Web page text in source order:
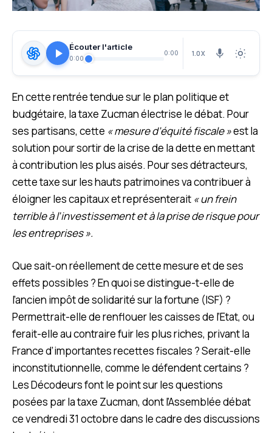
Écouter l'article
0:00
0:00 1.0X
En cette rentrée tendue sur le plan politique et
budgétaire, la taxe Zucman électrise le débat. Pour
ses partisans, cette « mesure d’équité fiscale »est la
solution pour sortir de la crise de la dette en mettant
à contribution les plus aisés. Pour ses détracteurs,
cette taxe sur les hauts patrimoines va contribuer à
éloigner les capitaux et représenterait « un frein
terrible à l’investissement et à la prise de risque pour
les entreprises ».
Que sait-on réellement de cette mesure et de ses
effets possibles ? En quoi se distingue-t-elle de
l’ancien impôt de solidarité sur la fortune (ISF) ?
Permettrait-elle de renflouer les caisses de l’Etat, ou
ferait-elle au contraire fuir les plus riches, privant la
France d’importantes recettes fiscales ? Serait-elle
inconstitutionnelle, comme le défendent certains ?
Les Décodeurs font le point sur les questions
posées par la taxe Zucman, dont l’Assemblée débat
ce vendredi 31 octobre dans le cadre des discussions